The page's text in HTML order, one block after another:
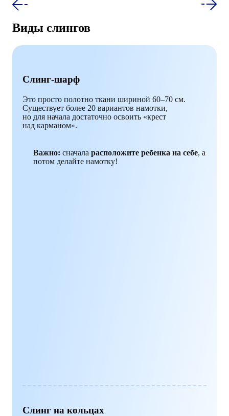
Виды слингов
Слинг-шарф
Это просто полотно ткани шириной 60–70 см.
Существует более 20 вариантов намотки,
но для начала достаточно освоить «крест
над карманом».
Важно: сначаларасположите ребенка на себе, а
потом делайте намотку!
Слинг на кольцах